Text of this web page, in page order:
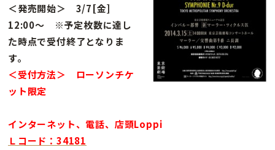
＜発売開始＞ 3/7[金]
12:00〜 ※予定枚数に達し
た時点で受付終了となりま
す。
＜受付方法＞ ローソンチケ
ット限定
インターネット、電話、店頭Loppi
Ｌコード：34181